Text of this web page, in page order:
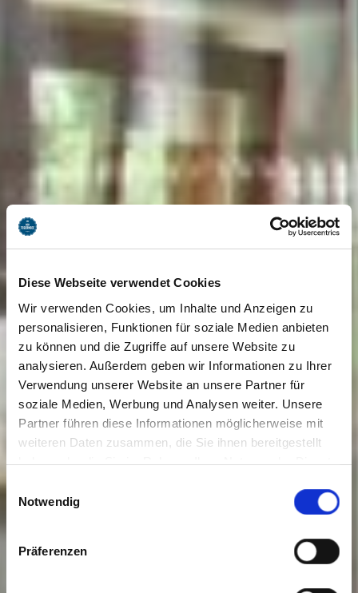
Diese Webseite verwendet Cookies
Wir verwenden Cookies, um Inhalte und Anzeigen zu
personalisieren, Funktionen für soziale Medien anbieten
zu können und die Zugriffe auf unsere Website zu
analysieren. Außerdem geben wir Informationen zu Ihrer
Verwendung unserer Website an unsere Partner für
soziale Medien, Werbung und Analysen weiter. Unsere
Partner führen diese Informationen möglicherweise mit
weiteren Daten zusammen, die Sie ihnen bereitgestellt
haben oder die Sie im Rahmen Ihrer Nutzung der Dienste
Cookies, wenn Sie unsere Webseite weiterhin nutzen.
Einwilligungsauswahl
Notwendig
Präferenzen